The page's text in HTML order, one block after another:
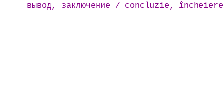
вывод, заключение / concluzie, încheiere